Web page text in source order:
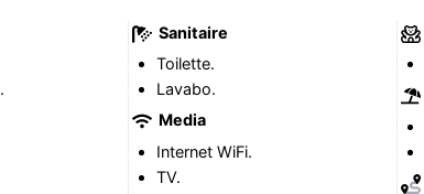
Sanitaire
Toilette.
Lavabo.
Media
Internet WiFi.
TV.